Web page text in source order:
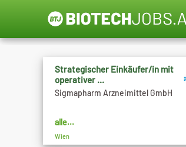
Strategischer Einkäufer/in mit
operativer ...
Sigmapharm Arzneimittel GmbH
alle...
Wien